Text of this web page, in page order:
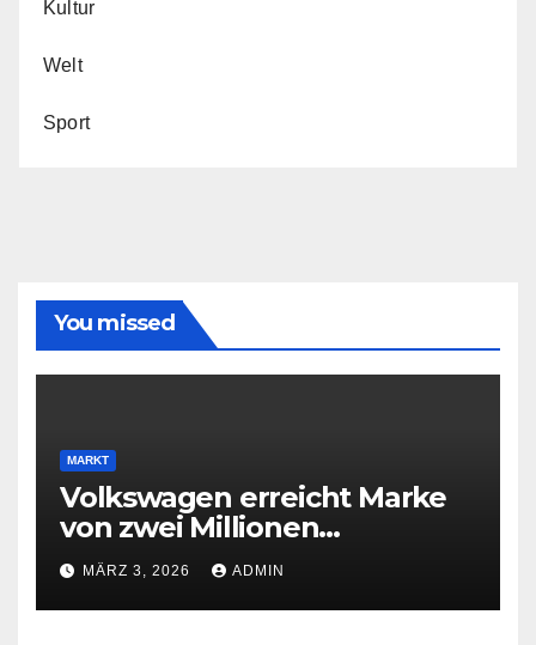
Kultur
Welt
Sport
You missed
MARKT
Volkswagen erreicht Marke
von zwei Millionen
Elektroautos
MÄRZ 3, 2026 ADMIN